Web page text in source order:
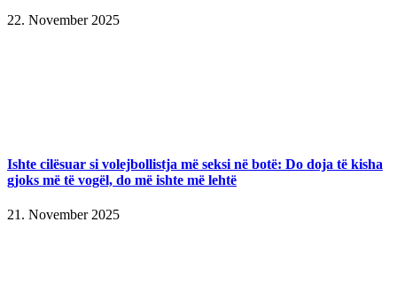
22. November 2025
Ishte cilësuar si volejbollistja më seksi në botë: Do doja të kisha
gjoks më të vogël, do më ishte më lehtë
21. November 2025